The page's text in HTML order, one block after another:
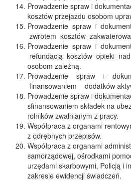
Prowadzenie spraw i
kosztów przejazdu osobom
Prowadzenie spraw i
zwrotem kosztów
Prowadzenie spraw i
refundacją kosztów opieki
osobom zależną.
Prowadzenie spraw i
finansowaniem dodatków
Prowadzenie spraw i
sfinansowaniem składek na
rolników zwalnianym z pracy.
Współpraca z organami
z odrębnych przepisów.
Współpraca z organami
samorządowej, ośrodkami
urzędami skarbowymi, Policją i
zakresie ewidencji świadczeń.